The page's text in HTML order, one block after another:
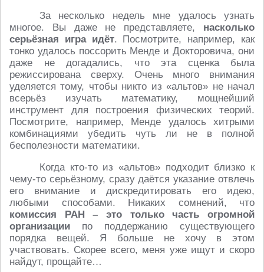
За несколько недель мне удалось узнать
многое. Вы даже не представляете, насколько
серьёзная игра идёт. Посмотрите, например, как
тонко удалось поссорить Менде и Докторовича, они
даже не догадались, что эта сценка была
режиссирована сверху. Очень много внимания
уделяется тому, чтобы никто из «альтов» не начал
всерьёз изучать математику, мощнейший
инструмент для построения физических теорий.
Посмотрите, например, Менде удалось хитрыми
комбинациями убедить чуть ли не в полной
бесполезности математики.
Когда кто-то из «альтов» подходит близко к
чему-то серьёзному, сразу даётся указание отвлечь
его внимание и дискредитировать его идею,
любыми способами. Никаких сомнений, что
комиссия РАН – это только часть огромной
организации по поддержанию существующего
порядка вещей. Я больше не хочу в этом
участвовать. Скорее всего, меня уже ищут и скоро
найдут, прощайте…